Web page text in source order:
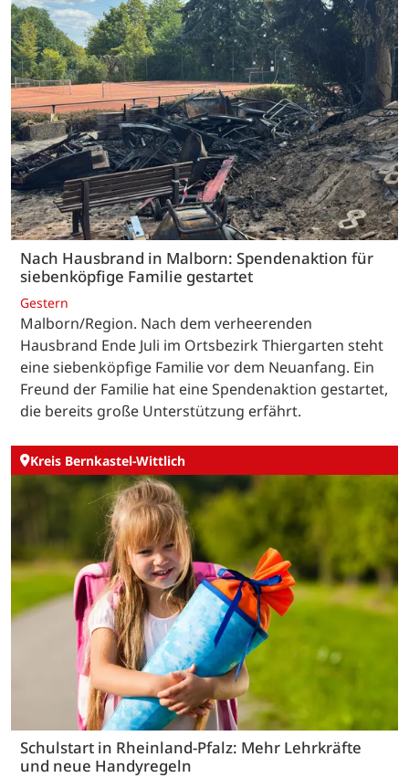
Nach Hausbrand in Malborn: Spendenaktion für
siebenköpfige Familie gestartet
Gestern
Malborn/Region. Nach dem verheerenden
Hausbrand Ende Juli im Ortsbezirk Thiergarten steht
eine siebenköpfige Familie vor dem Neuanfang. Ein
Freund der Familie hat eine Spendenaktion gestartet,
die bereits große Unterstützung erfährt.
Kreis Bernkastel-Wittlich
Schulstart in Rheinland-Pfalz: Mehr Lehrkräfte
und neue Handyregeln